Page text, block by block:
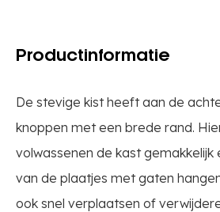
Productinformatie
De stevige kist heeft aan de
knoppen met een brede rand.
volwassenen de kast gemakkelijk
van de plaatjes met gaten
ook snel verplaatsen of